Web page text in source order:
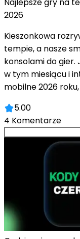
Najlepsze gry na
2026
Kieszonkowa
tempie, a nasze
konsolami do gier.
w tym miesiącu i
mobilne 2026
5.00
4 Komentarze